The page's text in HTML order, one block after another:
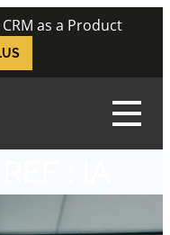
as a Product
Menu